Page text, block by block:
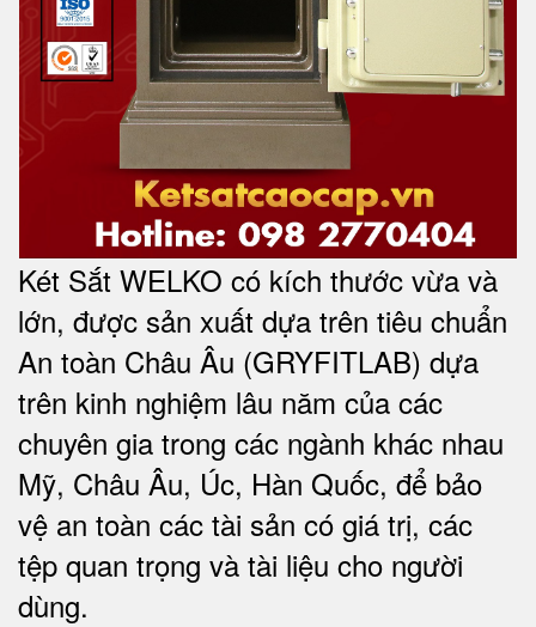
Két Sắt WELKO có kích thước vừa và
lớn, được sản xuất dựa trên tiêu chuẩn
An toàn Châu Âu (GRYFITLAB) dựa
trên kinh nghiệm lâu năm của các
chuyên gia trong các ngành khác nhau
Mỹ, Châu Âu, Úc, Hàn Quốc, để bảo
vệ an toàn các tài sản có giá trị, các
tệp quan trọng và tài liệu cho người
dùng.